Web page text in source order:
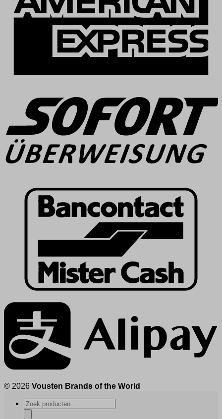
© 2026 Vousten Brands of the World
Producten
zoeken